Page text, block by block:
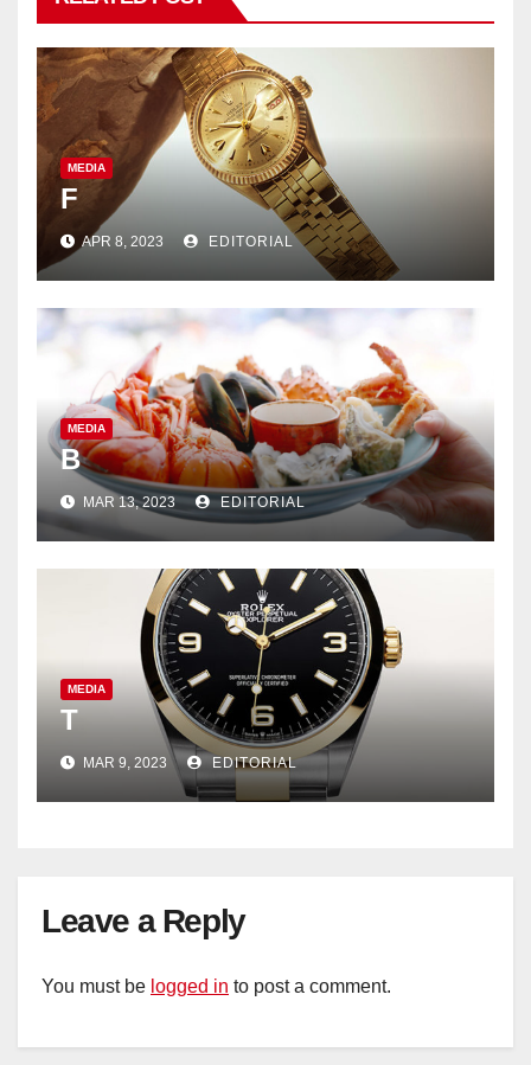
MEDIA
F
APR 8, 2023 EDITORIAL
MEDIA
B
MAR 13, 2023 EDITORIAL
MEDIA
T
MAR 9, 2023 EDITORIAL
Leave a Reply
You must be logged in to post a comment.